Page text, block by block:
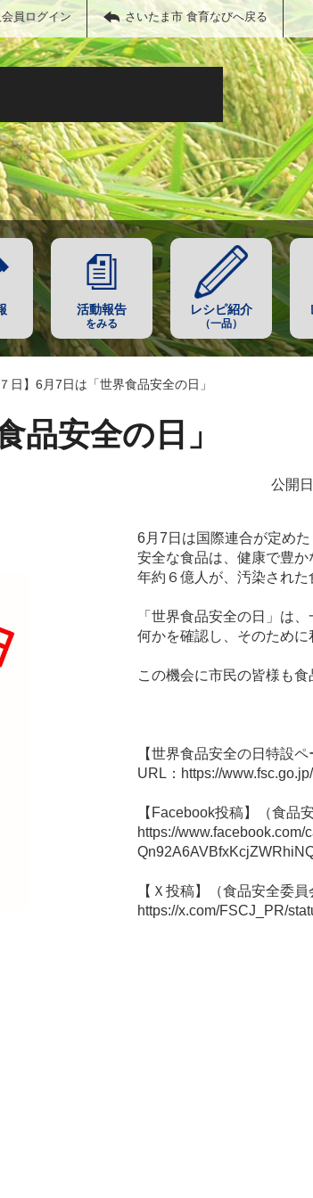
員ログイン さいたま市 食育なびへ戻る
活動報告
をみる
レシピ紹介
（一品）
７日】6月7日は「世界食品安全の日」
品安全の日」
公開
6月7日は国際連合が定め
安全な食品は、健康で豊
年約６億人が、汚染された
「世界食品安全の日」は
何かを確認し、そのために
この機会に市民の皆様も食
【世界食品安全の日特設
URL：https://
【Facebook投稿】（食品
https://
【Ｘ投稿】（食品安全委員
https://x.com/FSCJ_PR/